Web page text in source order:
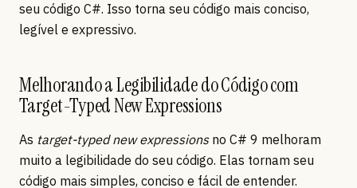
seu código C#. Isso torna seu código mais conciso,
legível e expressivo.
Melhorando a Legibilidade do Código com
Target-Typed New Expressions
As target-typed new expressionsno C# 9 melhoram
muito a legibilidade do seu código. Elas tornam seu
código mais simples, conciso e fácil de entender.